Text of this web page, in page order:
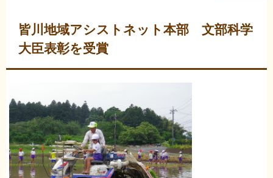
皆川地域アシストネット本部 文部科学
大臣表彰を受賞